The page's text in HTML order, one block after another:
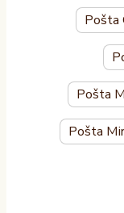
Pošta
Pošta
Pošta